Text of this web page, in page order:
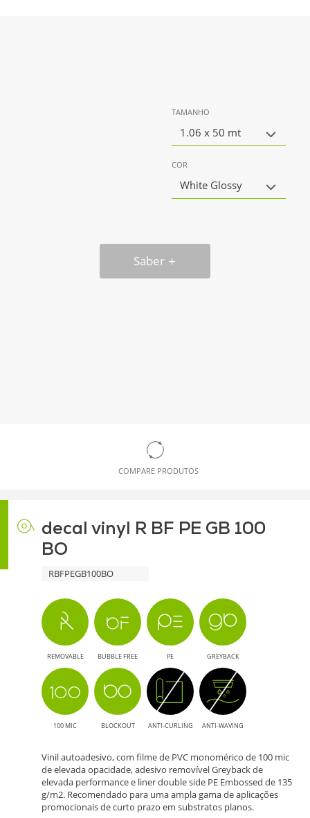
TAMANHO
1.06 x 50 mt
COR
White Glossy
Saber
COMPARE PRODUTOS
decal vinyl R BF PE GB 100
BO
RBFPEGB100BO
REMOVABLE BUBBLE FREE PE GREYBACK
100 MIC BLOCKOUT ANTI-CURLING ANTI-WAVING
Vinil autoadesivo, com filme de PVC monomérico de 100 mic
de elevada opacidade, adesivo removível Greyback de
elevada performance e liner double side PE Embossed de 135
g/m2. Recomendado para uma ampla gama de aplicações
promocionais de curto prazo em substratos planos.